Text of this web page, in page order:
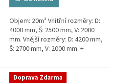
hvězdiček.
Objem: 20m³ Vnitřní rozměry: D:
4000 mm, Š: 2500 mm, V: 2000
mm. Vnější rozměry: D: 4200 mm,
Š: 2700 mm, V: 2000 mm. +
týdny od objednávky....
Doprava Zdarma